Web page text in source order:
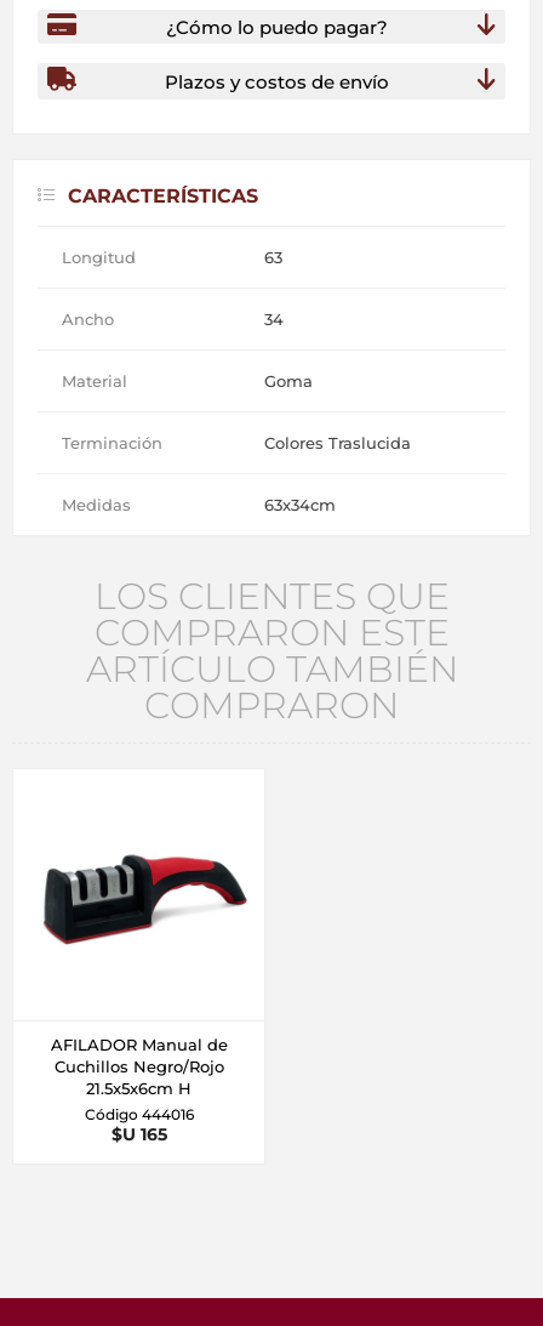
¿Cómo lo puedo pagar?
Plazos y costos de envío
CARACTERÍSTICAS
Longitud 63
Ancho 34
Material Goma
Terminación Colores Traslucida
Medidas 63x34cm
LOS CLIENTES QUE
COMPRARON ESTE
ARTÍCULO TAMBIÉN
COMPRARON
AFILADOR Manual de
Cuchillos Negro/Rojo
21.5x5x6cm H
Código 444016
$U 165